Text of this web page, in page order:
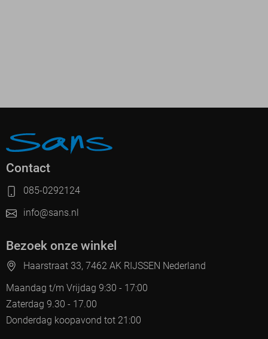
Contact
085-0292124
info@sans.nl
Bezoek onze winkel
Haarstraat 33, 7462 AK RIJSSEN Nederland
Maandag t/m Vrijdag 9:30 - 17:00
Zaterdag 9.30 - 17.00
Donderdag koopavond tot 21:00